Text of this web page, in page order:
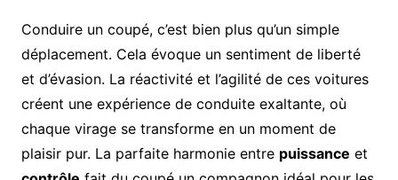
Conduire un coupé, c’est bien plus qu’un simple
déplacement. Cela évoque un sentiment de liberté
et d’évasion. La réactivité et l’agilité de ces voitures
créent une expérience de conduite exaltante, où
chaque virage se transforme en un moment de
plaisir pur. La parfaite harmonie entre puissance et